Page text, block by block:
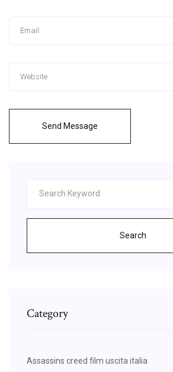
Send Message
Search
Category
Assassins creed film uscita italia